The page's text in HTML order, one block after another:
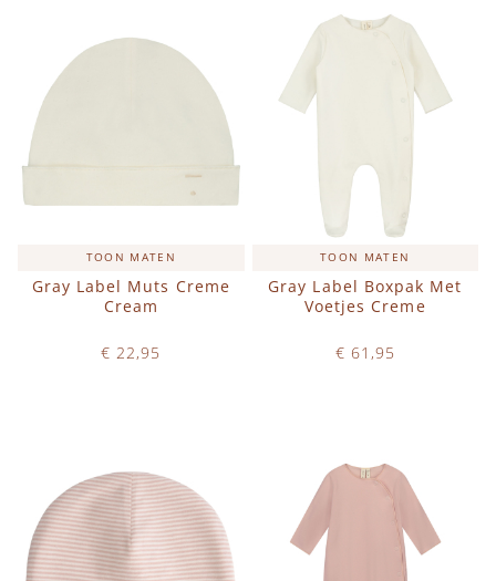
TOON MATEN
Gray Label Muts Creme
Cream
€ 22,95
TOON MATEN
Gray Label Boxpak Met
Voetjes Creme
€ 61,95